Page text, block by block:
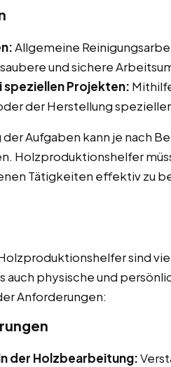
Allgemeine
und sichere
Projekten:
der Herstellung
der Aufgaben kann je nach
Holzproduktionshelfer
Tätigkeiten effektiv zu
sind
auch physische und
Anforderungen:
der Holzbearbeitung: